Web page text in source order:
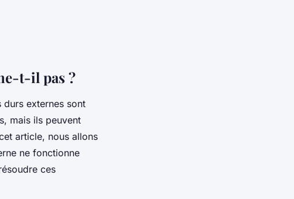
t-il pas ?
durs externes sont
mais ils peuvent
article, nous allons
ne fonctionne
ces